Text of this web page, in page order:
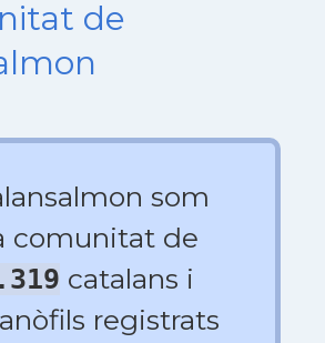
de
som
comunitat de
catalans i
registrats